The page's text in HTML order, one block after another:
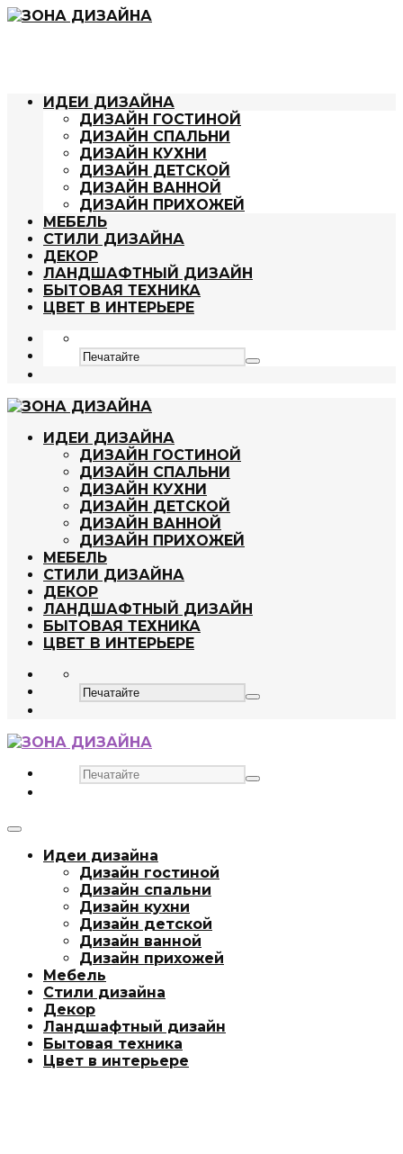
ИДЕИ ДИЗАЙНА
ДИЗАЙН ГОСТИНОЙ
ДИЗАЙН СПАЛЬНИ
ДИЗАЙН КУХНИ
ДИЗАЙН ДЕТСКОЙ
ДИЗАЙН ВАННОЙ
ДИЗАЙН ПРИХОЖЕЙ
МЕБЕЛЬ
СТИЛИ ДИЗАЙНА
ДЕКОР
ЛАНДШАФТНЫЙ ДИЗАЙН
БЫТОВАЯ ТЕХНИКА
ЦВЕТ В ИНТЕРЬЕРЕ
ИДЕИ ДИЗАЙНА
ДИЗАЙН ГОСТИНОЙ
ДИЗАЙН СПАЛЬНИ
ДИЗАЙН КУХНИ
ДИЗАЙН ДЕТСКОЙ
ДИЗАЙН ВАННОЙ
ДИЗАЙН ПРИХОЖЕЙ
МЕБЕЛЬ
СТИЛИ ДИЗАЙНА
ДЕКОР
ЛАНДШАФТНЫЙ ДИЗАЙН
БЫТОВАЯ ТЕХНИКА
ЦВЕТ В ИНТЕРЬЕРЕ
Идеи дизайна
Дизайн гостиной
Дизайн спальни
Дизайн кухни
Дизайн детской
Дизайн ванной
Дизайн прихожей
Мебель
Стили дизайна
Декор
Ландшафтный дизайн
Бытовая техника
Цвет в интерьере